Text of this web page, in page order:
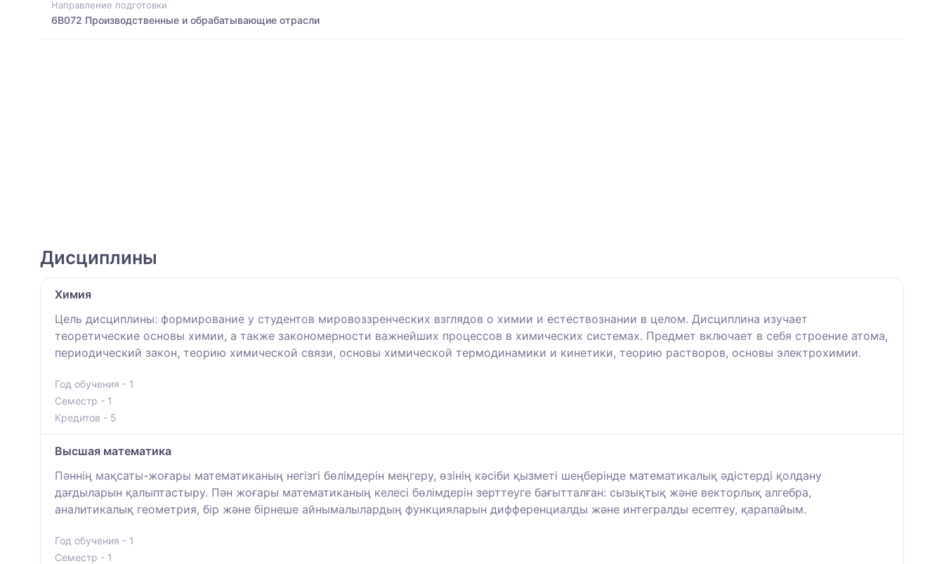
Направление подготовки
6B072 Производственные и обрабатывающие отрасли
Дисциплины
Химия
Цель дисциплины: формирование у студентов мировоззренческих взглядов о химии и естествознании в целом. Дисциплина изучает
теоретические основы химии, а также закономерности важнейших процессов в химических системах. Предмет включает в себя строение атома,
периодический закон, теорию химической связи, основы химической термодинамики и кинетики, теорию растворов, основы электрохимии.
Год обучения - 1
Семестр - 1
Кредитов - 5
Высшая математика
Пәннің мақсаты-жоғары математиканың негізгі бөлімдерін меңгеру, өзінің кәсіби қызметі шеңберінде математикалық әдістерді қолдану
дағдыларын қалыптастыру. Пән жоғары математиканың келесі бөлімдерін зерттеуге бағытталған: сызықтық және векторлық алгебра,
аналитикалық геометрия, бір және бірнеше айнымалылардың функцияларын дифференциалды және интегралды есептеу, қарапайым.
Год обучения - 1
Семестр - 1